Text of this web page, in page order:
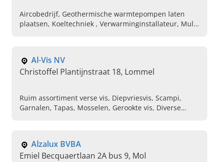
Aircobedrijf, Geothermische warmtepompen laten
plaatsen, Koeltechniek , Verwarminginstallateur, Multi
Al-Vis NV
Christoffel Plantijnstraat 18, Lommel
Ruim assortiment verse vis, Diepvriesvis, Scampi,
Garnalen, Tapas, Mosselen, Gerookte vis, Diverse
Alzalux BVBA
Emiel Becquaertlaan 2A bus 9, Mol